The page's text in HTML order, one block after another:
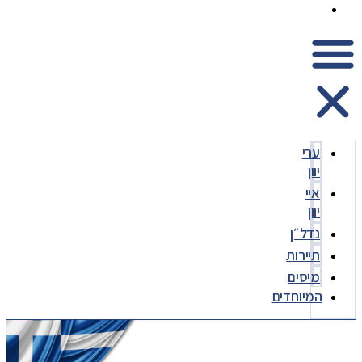
ערי
יוון
איי
יוון
נדל״ן
תיירות
מיסים
המיוחדים